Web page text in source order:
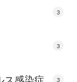
3
3
3